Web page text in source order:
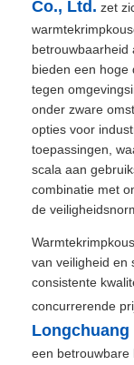
Co., Ltd. zet
betrouwbaarheid
bieden een hoge
tegen
onder zware
opties voor
toepassingen,
scala aan
combinatie met
de
van veiligheid en
consistente
concurrerende
Longchuang
een betrouwbare